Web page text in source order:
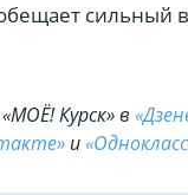
сильный
Курск» в
и